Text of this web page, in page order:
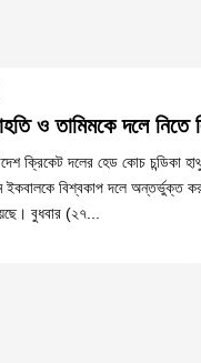
ও তামিমকে দলে নিতে
ক্রিকেট দলের হেড কোচ চন্ডিকা
ইকবালকে বিশ্বকাপ দলে অন্তর্ভুক্ত
বুধবার (২৭...